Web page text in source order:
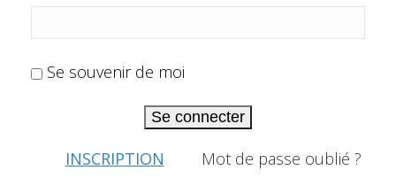
Se souvenir de moi
Se connecter
INSCRIPTION Mot de passe oublié ?